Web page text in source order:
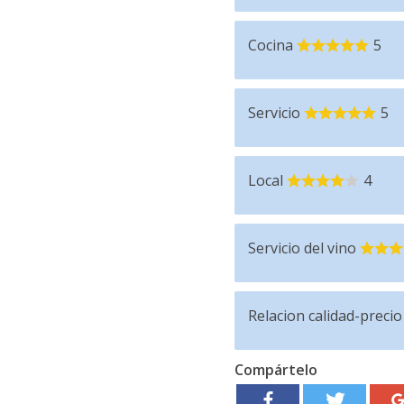
Cocina 5
Servicio 5
Local 4
Servicio del vino
Relacion calidad-precio
Compártelo